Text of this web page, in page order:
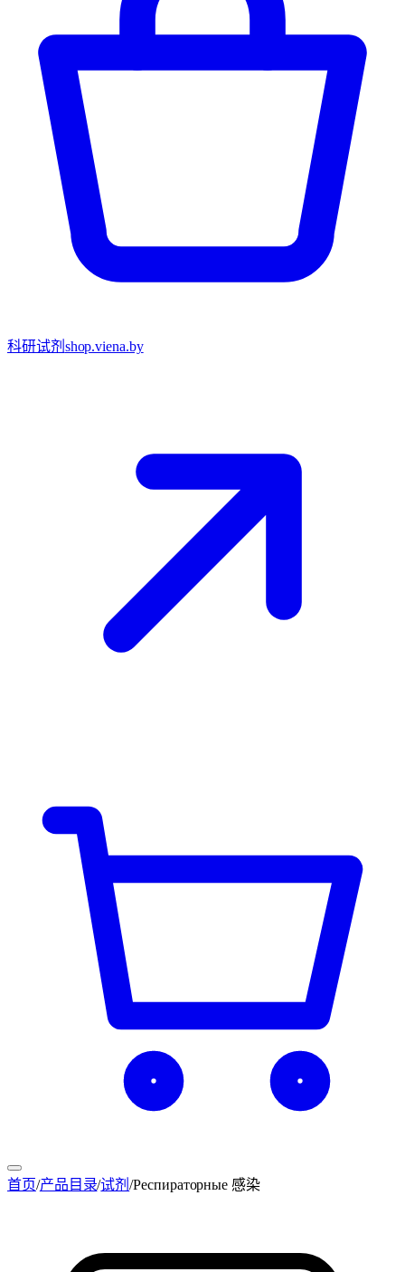
科研试剂 shop.viena.by
首页/产品目录/试剂/Респираторные 感染